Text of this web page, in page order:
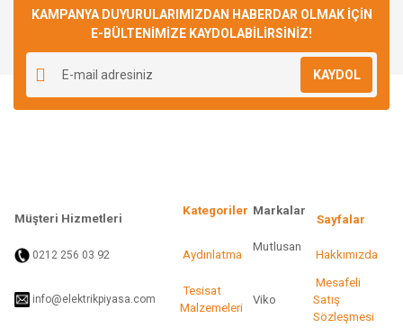
Yorum Yaz
Görüş ve önerileriniz için teşekkür ederiz.
Ürün resmi kalitesiz, bozuk veya görüntülenemiyor.
Ürün açıklamasında eksik bilgiler bulunuyor.
Ürün bilgilerinde hatalar bulunuyor.
KAMPANYA DUYURULARIMIZDAN HABERDAR OLMAK İÇİN
E-BÜLTENİMİZE KAYDOLABİLİRSİNİZ!
KAYDOL
Müşteri Hizmetleri
Kategoriler Markalar
Sayfalar
0212 256 03 92 Aydınlatma
Mutlusan
Hakkımızda
info@elektrikpiyasa.com
Tesisat
Malzemeleri
Viko
Mesafeli
Satış
Sözleşmesi